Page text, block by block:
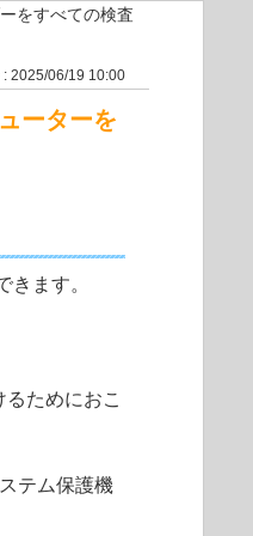
をすべての検査
: 2025/06/19 10:00
ーターを
ます。
ためにおこ
テム保護機